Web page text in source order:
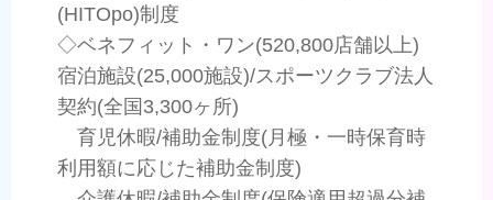
(HITOpo)制度
◇ベネフィット・ワン(520,800店舗以上)
宿泊施設(25,000施設)/スポーツクラブ法人
契約(全国3,300ヶ所)
育児休暇/補助金制度(月極・一時保育時
利用額に応じた補助金制度)